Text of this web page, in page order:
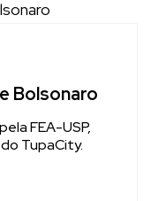
Bolsonaro
FEA-USP,
TupaCity.